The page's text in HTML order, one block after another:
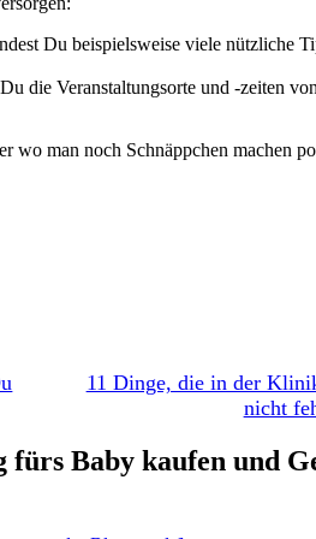
Du beispielsweise viele nützliche
die Veranstaltungsorte und -zeiten
wo man noch Schnäppchen machen
11 Dinge, die in der
nicht
Baby kaufen und